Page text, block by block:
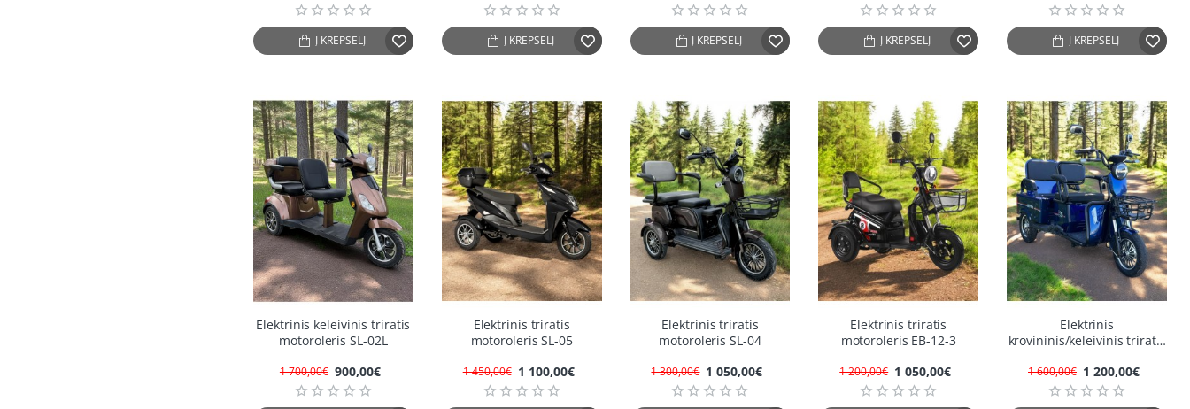
Į KREPŠELĮ Į KREPŠELĮ Į KREPŠELĮ Į KREPŠELĮ Į KREPŠELĮ
-47%
Elektrinis keleivinis triratis
motoroleris SL-02L
900,00€
1 700,00€
Elektrinis triratis
motoroleris SL-05
1 100,00€
1 450,00€
Elektrinis triratis
motoroleris SL-04
1 050,00€
1 300,00€
Elektrinis triratis
motoroleris EB-12-3
1 050,00€
1 200,00€
Elektrinis
krovininis/keleivinis triratis
1 200,00€
1 600,00€